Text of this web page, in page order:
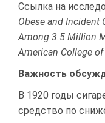
Ссылка на
Obese and Incident
Among 3.5 Million
American College
Важность
В 1920 годы
средство по